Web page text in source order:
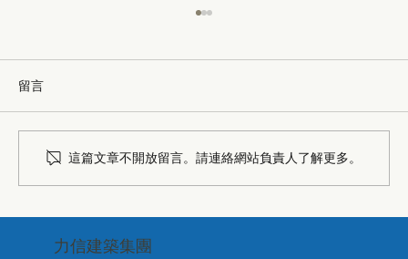
力信建築集團
結建築美學
留言
這篇文章不開放留言。請連絡網站負責人了解更多。